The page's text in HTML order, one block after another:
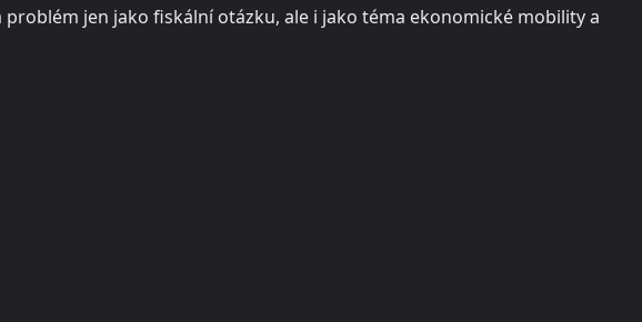
jen jako fiskální otázku, ale i jako téma ekonomické mobility a